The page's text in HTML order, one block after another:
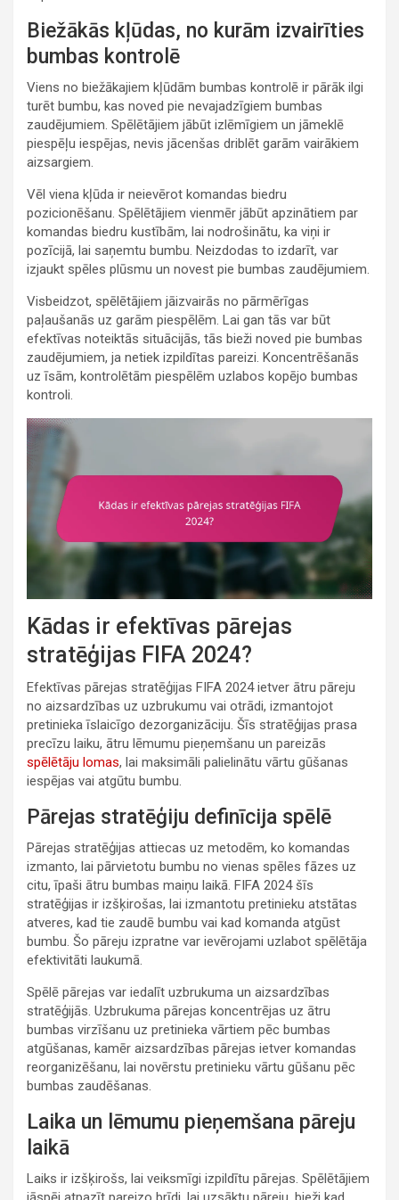
Biežākās kļūdas, no kurām izvairīties
bumbas kontrolē
Viens no biežākajiem kļūdām bumbas kontrolē ir pārāk ilgi
turēt bumbu, kas noved pie nevajadzīgiem bumbas
zaudējumiem. Spēlētājiem jābūt izlēmīgiem un jāmeklē
piespēļu iespējas, nevis jācenšas driblēt garām vairākiem
aizsargiem.
Vēl viena kļūda ir neievērot komandas biedru
pozicionēšanu. Spēlētājiem vienmēr jābūt apzinātiem par
komandas biedru kustībām, lai nodrošinātu, ka viņi ir
pozīcijā, lai saņemtu bumbu. Neizdodas to izdarīt, var
izjaukt spēles plūsmu un novest pie bumbas zaudējumiem.
Visbeidzot, spēlētājiem jāizvairās no pārmērīgas
paļaušanās uz garām piespēlēm. Lai gan tās var būt
efektīvas noteiktās situācijās, tās bieži noved pie bumbas
zaudējumiem, ja netiek izpildītas pareizi. Koncentrēšanās
uz īsām, kontrolētām piespēlēm uzlabos kopējo bumbas
kontroli.
Kādas ir efektīvas pārejas
stratēģijas FIFA 2024?
Efektīvas pārejas stratēģijas FIFA 2024 ietver ātru pāreju
no aizsardzības uz uzbrukumu vai otrādi, izmantojot
pretinieka īslaicīgo dezorganizāciju. Šīs stratēģijas prasa
precīzu laiku, ātru lēmumu pieņemšanu un pareizās
spēlētāju lomas, lai maksimāli palielinātu vārtu gūšanas
iespējas vai atgūtu bumbu.
Pārejas stratēģiju definīcija spēlē
Pārejas stratēģijas attiecas uz metodēm, ko komandas
izmanto, lai pārvietotu bumbu no vienas spēles fāzes uz
citu, īpaši ātru bumbas maiņu laikā. FIFA 2024 šīs
stratēģijas ir izšķirošas, lai izmantotu pretinieku atstātas
atveres, kad tie zaudē bumbu vai kad komanda atgūst
bumbu. Šo pāreju izpratne var ievērojami uzlabot spēlētāja
efektivitāti laukumā.
Spēlē pārejas var iedalīt uzbrukuma un aizsardzības
stratēģijās. Uzbrukuma pārejas koncentrējas uz ātru
bumbas virzīšanu uz pretinieka vārtiem pēc bumbas
atgūšanas, kamēr aizsardzības pārejas ietver komandas
reorganizēšanu, lai novērstu pretinieku vārtu gūšanu pēc
bumbas zaudēšanas.
Laika un lēmumu pieņemšana pāreju
laikā
Laiks ir izšķirošs, lai veiksmīgi izpildītu pārejas. Spēlētājiem